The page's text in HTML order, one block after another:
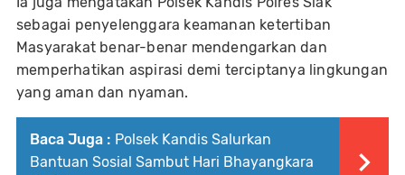
sebagai penyelenggara keamanan ketertiban
Masyarakat benar-benar mendengarkan dan
memperhatikan aspirasi demi terciptanya lingkungan
yang aman dan nyaman.
Baca Juga : Polsek Kandis Salurkan
Bantuan Sosial Sambut Hari Bhayangkara